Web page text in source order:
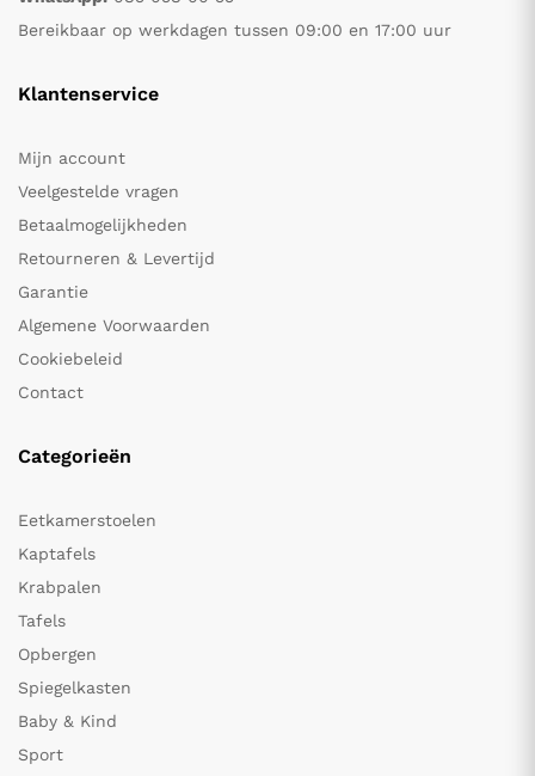
Bereikbaar op werkdagen tussen 09:00 en 17:00 uur
Klantenservice
Mijn account
Veelgestelde vragen
Betaalmogelijkheden
Retourneren & Levertijd
Garantie
Algemene Voorwaarden
Cookiebeleid
Contact
Categorieën
Eetkamerstoelen
Kaptafels
Krabpalen
Tafels
Opbergen
Spiegelkasten
Baby & Kind
Sport